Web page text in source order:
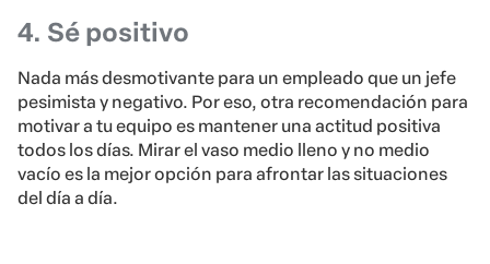
4. Sé positivo
Nada más desmotivante para un empleado que un jefe
pesimista y negativo. Por eso, otra recomendación para
motivar a tu equipo es mantener una actitud positiva
todos los días. Mirar el vaso medio lleno y no medio
vacío es la mejor opción para afrontar las situaciones
del día a día.